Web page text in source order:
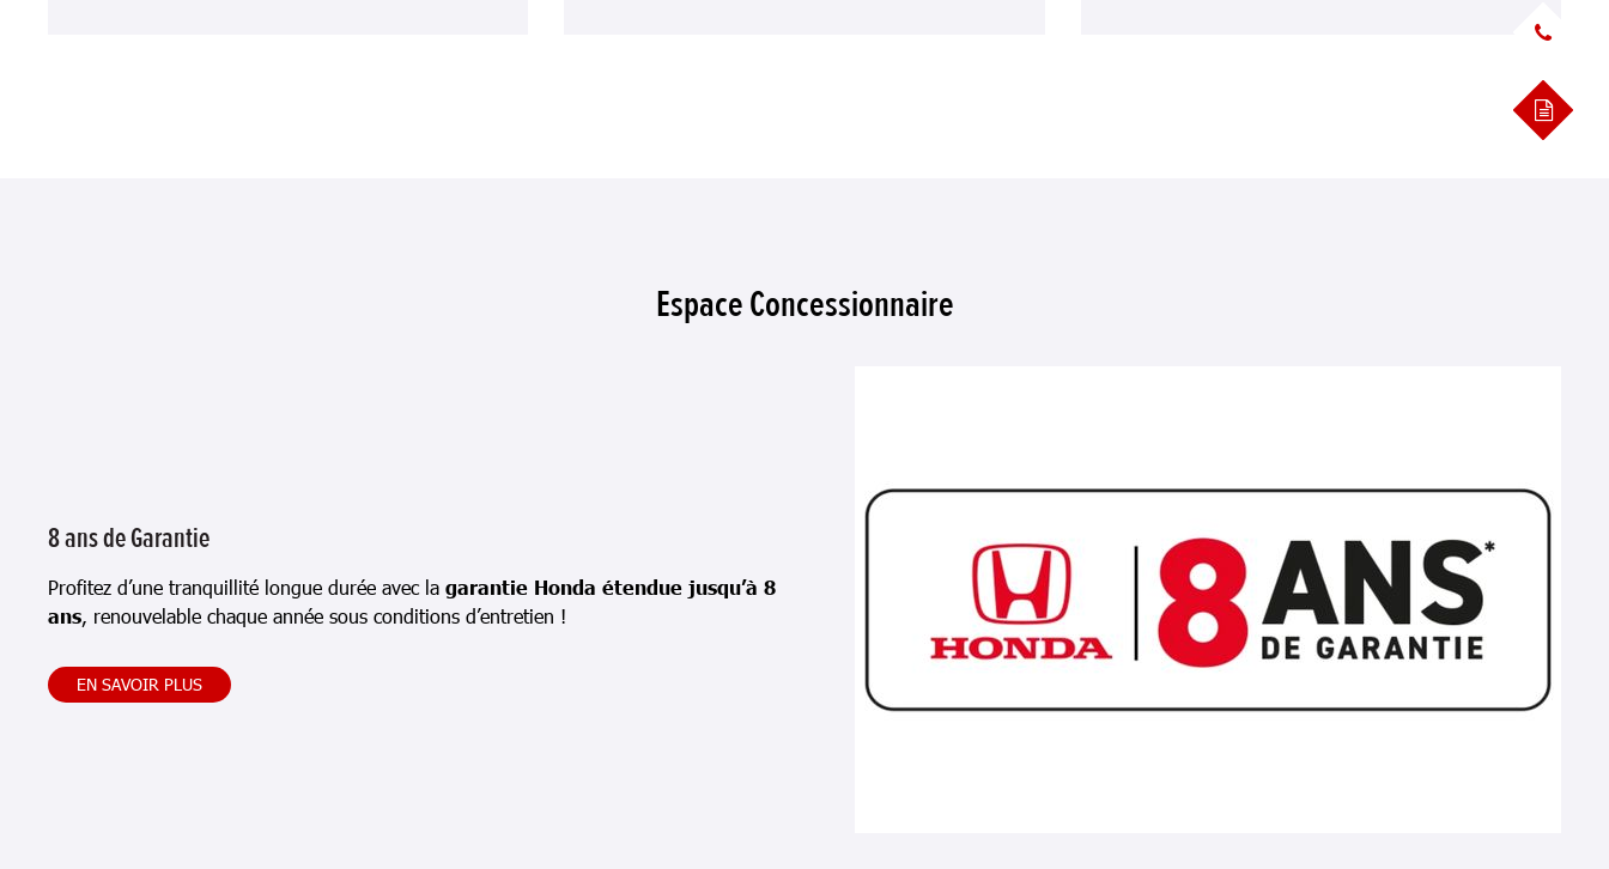
Espace Concessionnaire
8 ans de Garantie
Profitez d’une tranquillité longue durée avec la garantie Honda étendue jusqu’à 8
ans , renouvelable chaque année sous conditions d’entretien !
EN SAVOIR PLUS